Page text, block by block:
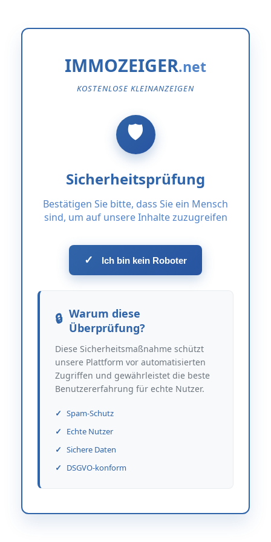
IMMOZEIGER
KOSTENLOSE KLEINANZEIGEN
Sicherheitsprüfung
Bestätigen Sie bitte, dass Sie ein Mensch
sind, um auf unsere Inhalte zuzugreifen
✓ Ich bin kein Roboter
Warum diese
Überprüfung?
Diese Sicherheitsmaßnahme schützt
unsere Plattform vor automatisierten
Zugriffen und gewährleistet die beste
Benutzererfahrung für echte Nutzer.
Spam-Schutz
Echte Nutzer
Sichere Daten
DSGVO-konform